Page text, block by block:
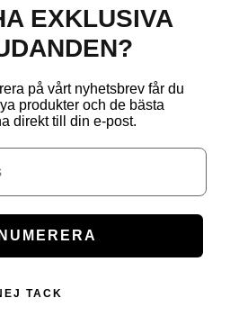
EXKLUSIVA
på vårt nyhetsbrev får du
produkter och de bästa
direkt till din e-post.
TACK